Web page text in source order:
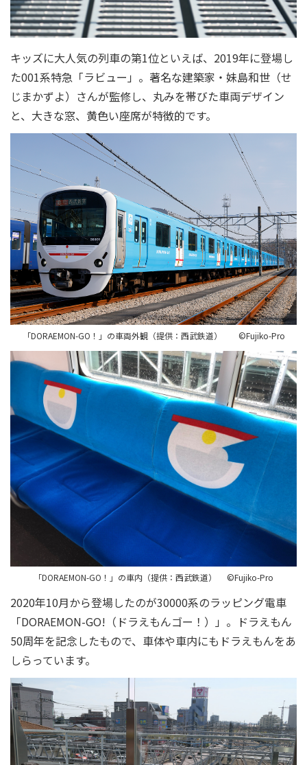
キッズに大人気の列車の第1位といえば、2019年に登場し
た001系特急「ラビュー」。著名な建築家・妹島和世（せ
じまかずよ）さんが監修し、丸みを帯びた車両デザイン
と、大きな窓、黄色い座席が特徴的です。
「DORAEMON-GO！」の車両外観（提供：西武鉄道） ©️Fujiko-Pro
「DORAEMON-GO！」の車内（提供：西武鉄道） ©️Fujiko-Pro
2020年10月から登場したのが30000系のラッピング電車
「DORAEMON-GO!（ドラえもんゴー！）」。ドラえもん
50周年を記念したもので、車体や車内にもドラえもんをあ
しらっています。